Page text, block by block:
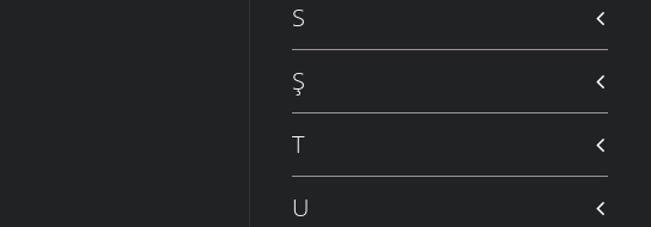
S
Ş
T
U